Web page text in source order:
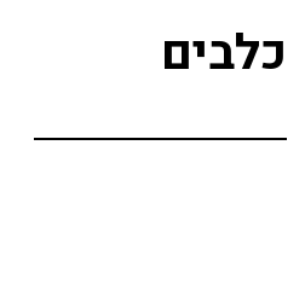
כלבים